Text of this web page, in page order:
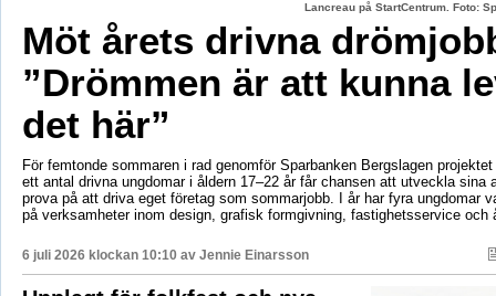
Lancreau på StartCentrum. Foto:
Möt årets drivna
”Drömmen är att kunna
det här”
För femtonde sommaren i rad genomför Sparbanken Bergslagen
ett antal drivna ungdomar i åldern 17–22 år får chansen att utveckla sina
prova på att driva eget företag som sommarjobb. I år har fyra ungdomar
på verksamheter inom design, grafisk formgivning, fastighetsservice och
6 juli 2026 klockan 10:10 av Jennie Einarsson